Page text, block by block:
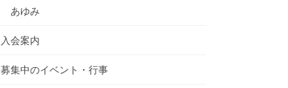
あゆみ
入会案内
募集中のイベント・行事